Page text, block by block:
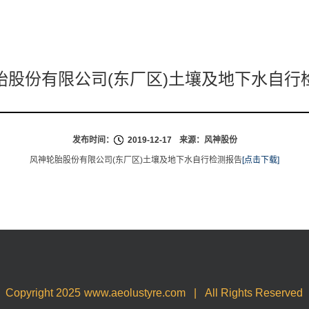
股份有限公司(东厂区)土壤及地下水自行
发布时间： 2019-12-17 来源：风神股份
风神轮胎股份有限公司(东厂区)土壤及地下水自行检测报告[点击下载]
Copyright 2025 www.aeolustyre.com All Rights Reserved